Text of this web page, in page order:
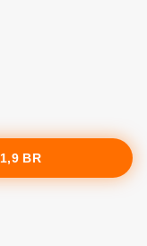
1,9 BR